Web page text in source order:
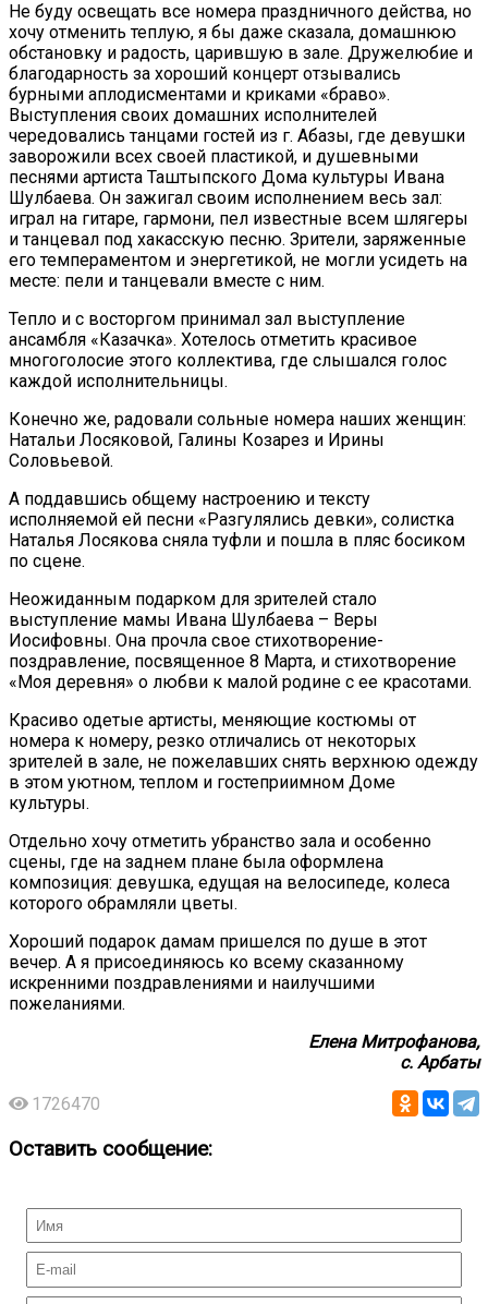
Не буду освещать все номера праздничного действа, но
хочу отменить теплую, я бы даже сказала, домашнюю
обстановку и радость, царившую в зале. Дружелюбие и
благодарность за хороший концерт отзывались
бурными аплодисментами и криками «браво».
Выступления своих домашних исполнителей
чередовались танцами гостей из г. Абазы, где девушки
заворожили всех своей пластикой, и душевными
песнями артиста Таштыпского Дома культуры Ивана
Шулбаева. Он зажигал своим исполнением весь зал:
играл на гитаре, гармони, пел известные всем шлягеры
и танцевал под хакасскую песню. Зрители, заряженные
его темпераментом и энергетикой, не могли усидеть на
месте: пели и танцевали вместе с ним.
Тепло и с восторгом принимал зал выступление
ансамбля «Казачка». Хотелось отметить красивое
многоголосие этого коллектива, где слышался голос
каждой исполнительницы.
Конечно же, радовали сольные номера наших женщин:
Натальи Лосяковой, Галины Козарез и Ирины
Соловьевой.
А поддавшись общему настроению и тексту
исполняемой ей песни «Разгулялись девки», солистка
Наталья Лосякова сняла туфли и пошла в пляс босиком
по сцене.
Неожиданным подарком для зрителей стало
выступление мамы Ивана Шулбаева – Веры
Иосифовны. Она прочла свое стихотворение-
поздравление, посвященное 8 Марта, и стихотворение
«Моя деревня» о любви к малой родине с ее красотами.
Красиво одетые артисты, меняющие костюмы от
номера к номеру, резко отличались от некоторых
зрителей в зале, не пожелавших снять верхнюю одежду
в этом уютном, теплом и гостеприимном Доме
культуры.
Отдельно хочу отметить убранство зала и особенно
сцены, где на заднем плане была оформлена
композиция: девушка, едущая на велосипеде, колеса
которого обрамляли цветы.
Хороший подарок дамам пришелся по душе в этот
вечер. А я присоединяюсь ко всему сказанному
искренними поздравлениями и наилучшими
пожеланиями.
Елена Митрофанова,
с. Арбаты
1726470
Оставить сообщение: